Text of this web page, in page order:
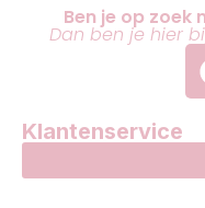
Ben je op zoek
Dan ben je hier
Klantenservice